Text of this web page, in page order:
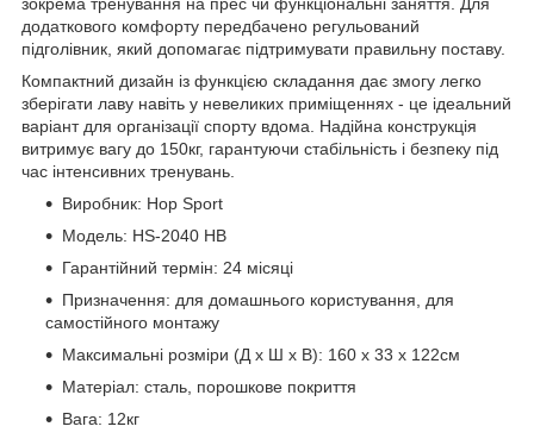
додаткового комфорту передбачено регульований
підголівник, який допомагає підтримувати правильну поставу.
Компактний дизайн із функцією складання дає змогу легко
зберігати лаву навіть у невеликих приміщеннях - це ідеальний
варіант для організації спорту вдома. Надійна конструкція
витримує вагу до 150кг, гарантуючи стабільність і безпеку під
час інтенсивних тренувань.
Виробник: Hop Sport
Модель: HS-2040 HB
Гарантійний термін: 24 місяці
Призначення: для домашнього користування, для
самостійного монтажу
Максимальні розміри (Д х Ш х В): 160 x 33 x 122см
Матеріал: сталь, порошкове покриття
Вага: 12кг